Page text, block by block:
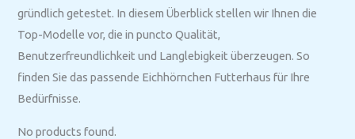
gründlich getestet. In diesem Überblick stellen wir Ihnen die
Top-Modelle vor, die in puncto Qualität,
Benutzerfreundlichkeit und Langlebigkeit überzeugen. So
finden Sie das passende Eichhörnchen Futterhaus für Ihre
Bedürfnisse.
No products found.